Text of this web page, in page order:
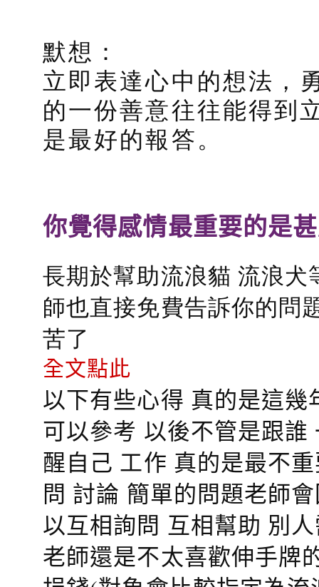
默想：
立即表達心中的想法，
的一份善意往往能得到
是最好的報答。
你覺得感情最重要的是
長期於幫助流浪貓 流浪
師也直接免費告訴你的問
苦了
全文點此
以下有些心得 真的是這
可以參考 以後不管是跟
醒自己 工作 真的是最不
問 討論 簡單的問題老師
以互相詢問 互相幫助 別
老師還是不太喜歡伸手牌